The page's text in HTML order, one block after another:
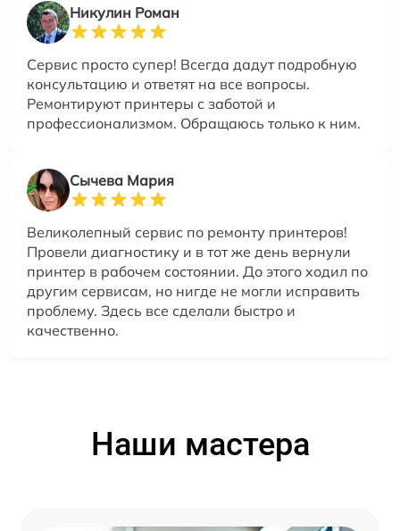
Никулин Роман
Сервис просто супер! Всегда дадут подробную
консультацию и ответят на все вопросы.
Ремонтируют принтеры с заботой и
профессионализмом. Обращаюсь только к ним.
Сычева Мария
Великолепный сервис по ремонту принтеров!
Провели диагностику и в тот же день вернули
принтер в рабочем состоянии. До этого ходил по
другим сервисам, но нигде не могли исправить
проблему. Здесь все сделали быстро и
качественно.
Наши мастера